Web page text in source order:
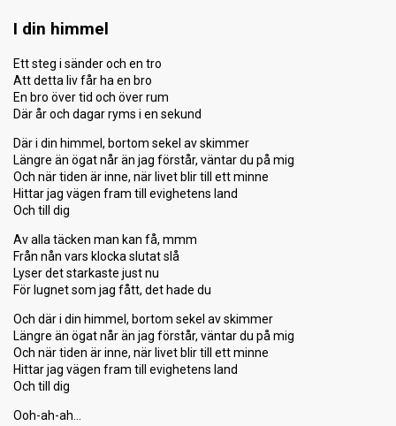
I din himmel
Ett steg i sänder och en tro
Att detta liv får ha en bro
En bro över tid och över rum
Där år och dagar ryms i en sekund
Där i din himmel, bortom sekel av skimmer
Längre än ögat når än jag förstår, väntar du på mig
Och när tiden är inne, när livet blir till ett minne
Hittar jag vägen fram till evighetens land
Och till dig
Av alla täcken man kan få, mmm
Från nån vars klocka slutat slå
Lyser det starkaste just nu
För lugnet som jag fått, det hade du
Och där i din himmel, bortom sekel av skimmer
Längre än ögat når än jag förstår, väntar du på mig
Och när tiden är inne, när livet blir till ett minne
Hittar jag vägen fram till evighetens land
Och till dig
Ooh-ah-ah…